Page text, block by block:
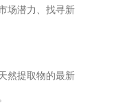
场潜力、找寻新
然提取物的最新